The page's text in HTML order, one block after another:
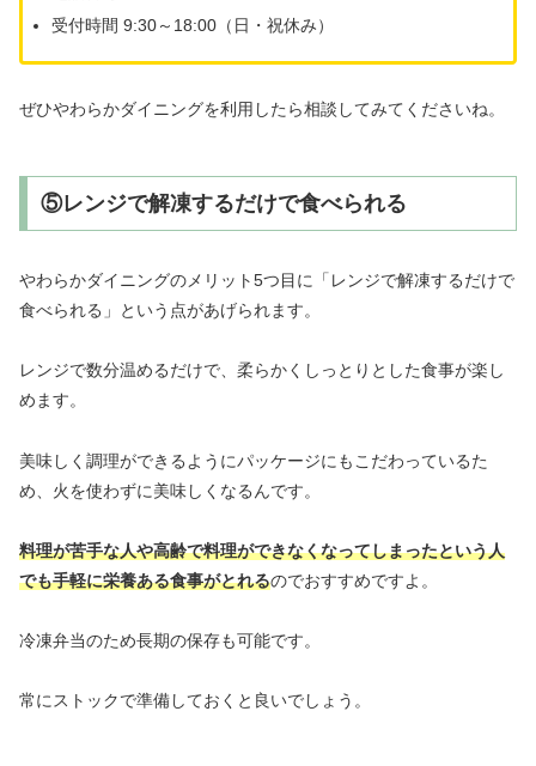
受付時間 9:30～18:00（日・祝休み）
ぜひやわらかダイニングを利用したら相談してみてくださいね。
⑤レンジで解凍するだけで食べられる
やわらかダイニングのメリット5つ目に「レンジで解凍するだけで
食べられる」という点があげられます。
レンジで数分温めるだけで、柔らかくしっとりとした食事が楽し
めます。
美味しく調理ができるようにパッケージにもこだわっているた
め、火を使わずに美味しくなるんです。
料理が苦手な人や高齢で料理ができなくなってしまったという人
でも手軽に栄養ある食事がとれるのでおすすめですよ。
冷凍弁当のため長期の保存も可能です。
常にストックで準備しておくと良いでしょう。